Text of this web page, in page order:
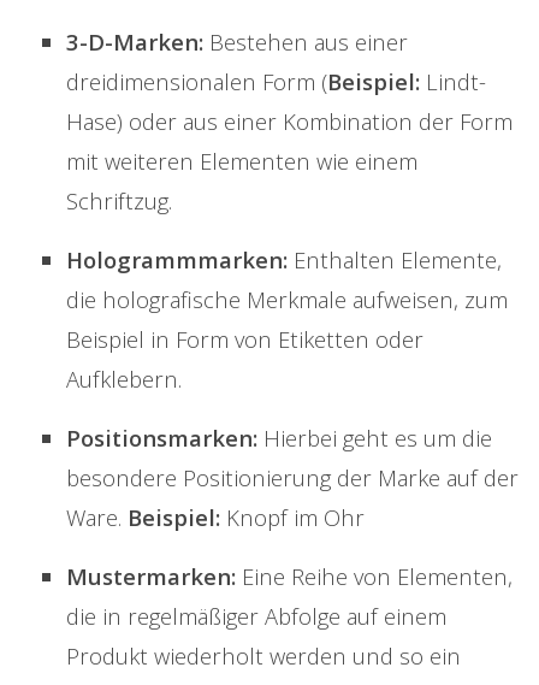
3-D-Marken: Bestehen aus einer
dreidimensionalen Form (Beispiel: Lindt-
Hase) oder aus einer Kombination der Form
mit weiteren Elementen wie einem
Schriftzug.
Hologrammmarken: Enthalten Elemente,
die holografische Merkmale aufweisen, zum
Beispiel in Form von Etiketten oder
Aufklebern.
Positionsmarken: Hierbei geht es um die
besondere Positionierung der Marke auf der
Ware. Beispiel: Knopf im Ohr
Mustermarken: Eine Reihe von Elementen,
die in regelmäßiger Abfolge auf einem
Produkt wiederholt werden und so ein